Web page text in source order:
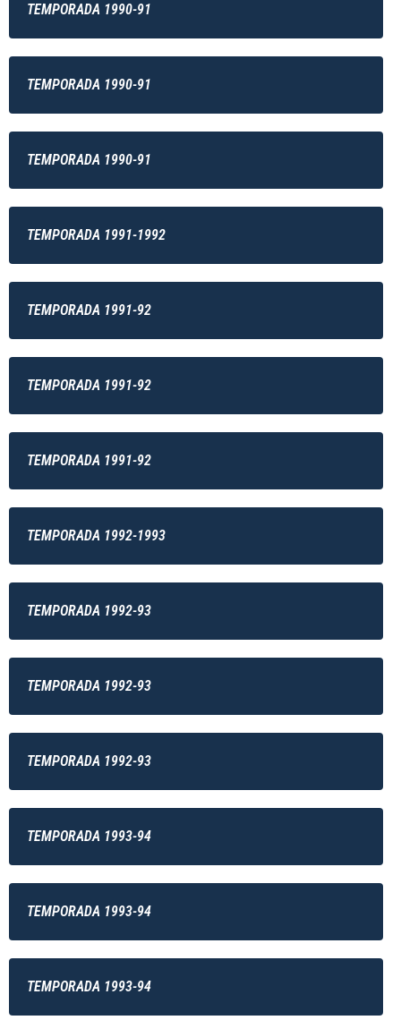
TEMPORADA 1990-91
TEMPORADA 1990-91
TEMPORADA 1990-91
TEMPORADA 1991-1992
TEMPORADA 1991-92
TEMPORADA 1991-92
TEMPORADA 1991-92
TEMPORADA 1992-1993
TEMPORADA 1992-93
TEMPORADA 1992-93
TEMPORADA 1992-93
TEMPORADA 1993-94
TEMPORADA 1993-94
TEMPORADA 1993-94